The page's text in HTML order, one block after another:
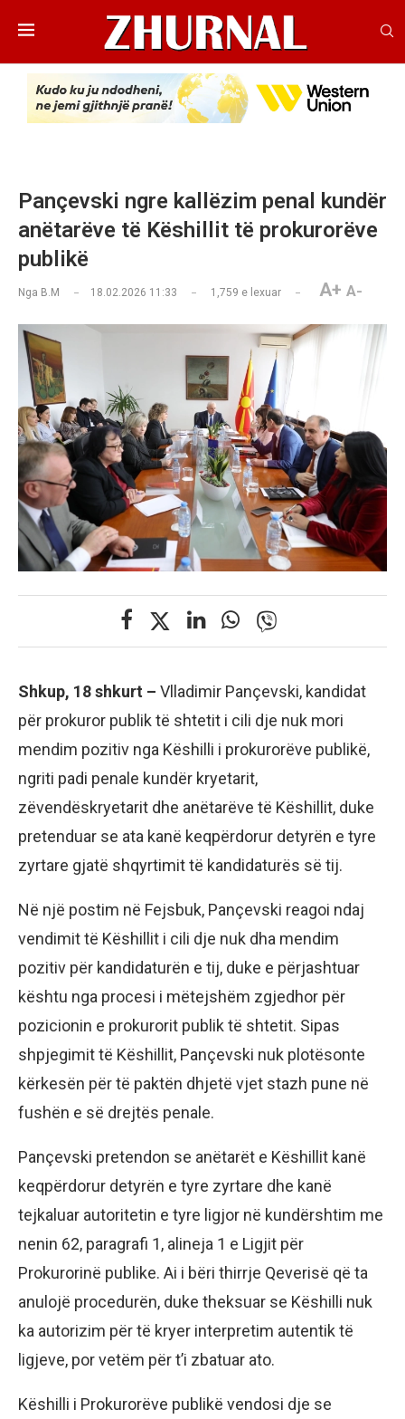
Pançevski ngre kallëzim penal kundër
anëtarëve të Këshillit të prokurorëve
publikë
Nga B.M 18.02.2026 11:33 1,759 e lexuar A+ A-
Shkup, 18 shkurt – Vlladimir Pançevski, kandidat
për prokuror publik të shtetit i cili dje nuk mori
mendim pozitiv nga Këshilli i prokurorëve publikë,
ngriti padi penale kundër kryetarit,
zëvendëskryetarit dhe anëtarëve të Këshillit, duke
pretenduar se ata kanë keqpërdorur detyrën e tyre
zyrtare gjatë shqyrtimit të kandidaturës së tij.
Në një postim në Fejsbuk, Pançevski reagoi ndaj
vendimit të Këshillit i cili dje nuk dha mendim
pozitiv për kandidaturën e tij, duke e përjashtuar
kështu nga procesi i mëtejshëm zgjedhor për
pozicionin e prokurorit publik të shtetit. Sipas
shpjegimit të Këshillit, Pançevski nuk plotësonte
kërkesën për të paktën dhjetë vjet stazh pune në
fushën e së drejtës penale.
Pançevski pretendon se anëtarët e Këshillit kanë
keqpërdorur detyrën e tyre zyrtare dhe kanë
tejkaluar autoritetin e tyre ligjor në kundërshtim me
nenin 62, paragrafi 1, alineja 1 e Ligjit për
Prokurorinë publike. Ai i bëri thirrje Qeverisë që ta
anulojë procedurën, duke theksuar se Këshilli nuk
ka autorizim për të kryer interpretim autentik të
ligjeve, por vetëm për t’i zbatuar ato.
Këshilli i Prokurorëve publikë vendosi dje se